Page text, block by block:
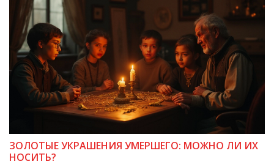
ЗОЛОТЫЕ УКРАШЕНИЯ УМЕРШЕГО: МОЖНО ЛИ ИХ
НОСИТЬ?